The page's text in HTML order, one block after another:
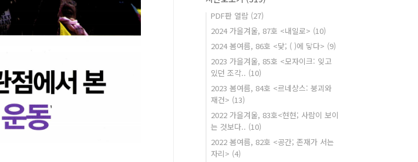
PDF판 열람 (27)
2024 가을겨울, 87호 <내일로> (10)
2024 봄여름, 86호 <닻; ( )에 닿다> (9)
2023 가을겨울, 85호 <모자이크: 잊고
있던 조각.. (10)
2023 봄여름, 84호 <르네상스: 붕괴와
재건> (13)
2022 가을겨울, 83호<현현; 사람이 보이
는 것보다.. (10)
2022 봄여름, 82호 <공간; 존재가 서는
자리> (4)